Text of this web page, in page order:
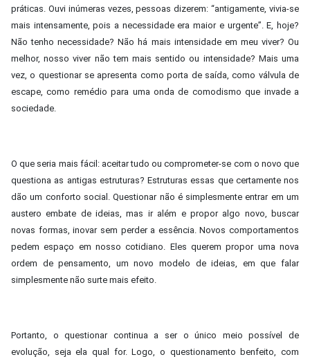
práticas. Ouvi inúmeras vezes, pessoas dizerem: “antigamente, vivia-se
mais intensamente, pois a necessidade era maior e urgente”. E, hoje?
Não tenho necessidade? Não há mais intensidade em meu viver? Ou
melhor, nosso viver não tem mais sentido ou intensidade? Mais uma
vez, o questionar se apresenta como porta de saída, como válvula de
escape, como remédio para uma onda de comodismo que invade a
sociedade.
O que seria mais fácil: aceitar tudo ou comprometer-se com o novo que
questiona as antigas estruturas? Estruturas essas que certamente nos
dão um conforto social. Questionar não é simplesmente entrar em um
austero embate de ideias, mas ir além e propor algo novo, buscar
novas formas, inovar sem perder a essência. Novos comportamentos
pedem espaço em nosso cotidiano. Eles querem propor uma nova
ordem de pensamento, um novo modelo de ideias, em que falar
simplesmente não surte mais efeito.
Portanto, o questionar continua a ser o único meio possível de
evolução, seja ela qual for. Logo, o questionamento benfeito, com